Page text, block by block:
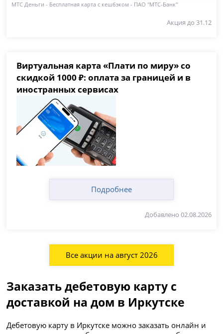
МТС Деньги - Бесплатная карта с кешбэком - ПАО "МТС-Банк"
Акция до 31.12
Виртуальная карта «Плати по миру» со
скидкой 1000 ₽: оплата за границей и в
иностранных сервисах
Подробнее
Добавлено 02.08.2026
Все акции на август 2026
Заказать дебетовую карту с
доставкой на дом в Иркутске
Дебетовую карту в Иркутске можно заказать онлайн и